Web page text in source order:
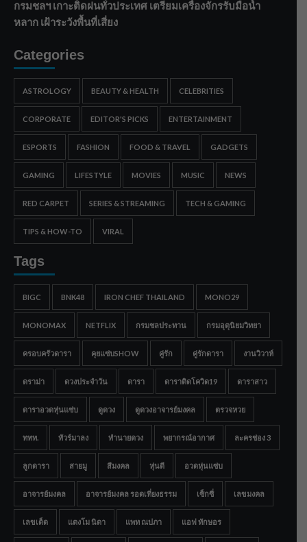
กรมชลฯ เกาะติดฝนทั่วประเทศ เตรียมเครื่องจักรรับมือน้ำ
หลาก เฝ้าระวังพื้นที่เสี่ยง
Categories
ASTROLOGY BEAUTY & HEALTH CELEBRITIES
CORPORATE EDITOR'S PICKS ENTERTAINMENT
ESPORTS FASHION FOOD & TRAVEL GADGETS
GAMING LIFESTYLE MOVIES MUSIC NEWS
RED CARPET SERIES & STREAMING TECH & GAMING
TIPS & HOW-TO VIRAL
Tags
BIGC BNK48 IRON CHEF THAILAND MONO29
MONOMAX NETFLIX กรมชลประทาน กรมอุตุนิยมวิทยา
ครอบครัวดารา คุยแซ่บSHOW คู่รัก คู่รักดารา งานวิวาห์
ดราม่า ดวงประจำวัน ดารา ดาราติดโควิด19 ดาราสาว
ดาราอวดหุ่นแซ่บ ดูดวง ดูดวงอาจารย์มงคล ตรวจหวย
ททท. ทัวร์มาลง ทำนายดวง พยากรณ์อากาศ ละครช่อง 3
ลูกดารา สายมู สีมงคล หุ่นดี อวดหุ่นแซ่บ
อาจารย์มงคล อาจารย์มงคล รอดเที่ยงธรรม เซ็กซี่ เลขมงคล
เลขเด็ด แตงโม นิดา แพท ณปภา แอฟ ทักษอร